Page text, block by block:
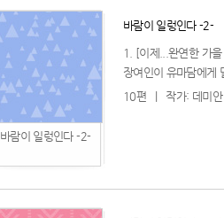
바람이 일렁인다 -2-
바람이 일렁인다 -2-
1. [이제...완연한 가
장여인이 유마담에게
10편
작가: 데미안